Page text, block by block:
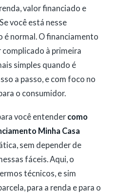
valor financiado e
você está nesse
é normal. O financiamento
à primeira
simples quando é
a passo, e com foco no
o consumidor.
você entender como
Minha Casa
sem depender de
fáceis. Aqui, o
técnicos, e sim
para a renda e para o